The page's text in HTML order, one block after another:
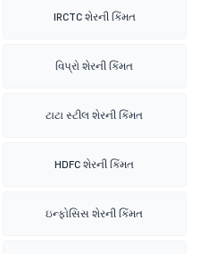
IRCTC શેરની કિંમત
વિપ્રો શેરની કિંમત
ટાટા સ્ટીલ શેરની કિંમત
HDFC શેરની કિંમત
ઇન્ફોસિસ શેરની કિંમત